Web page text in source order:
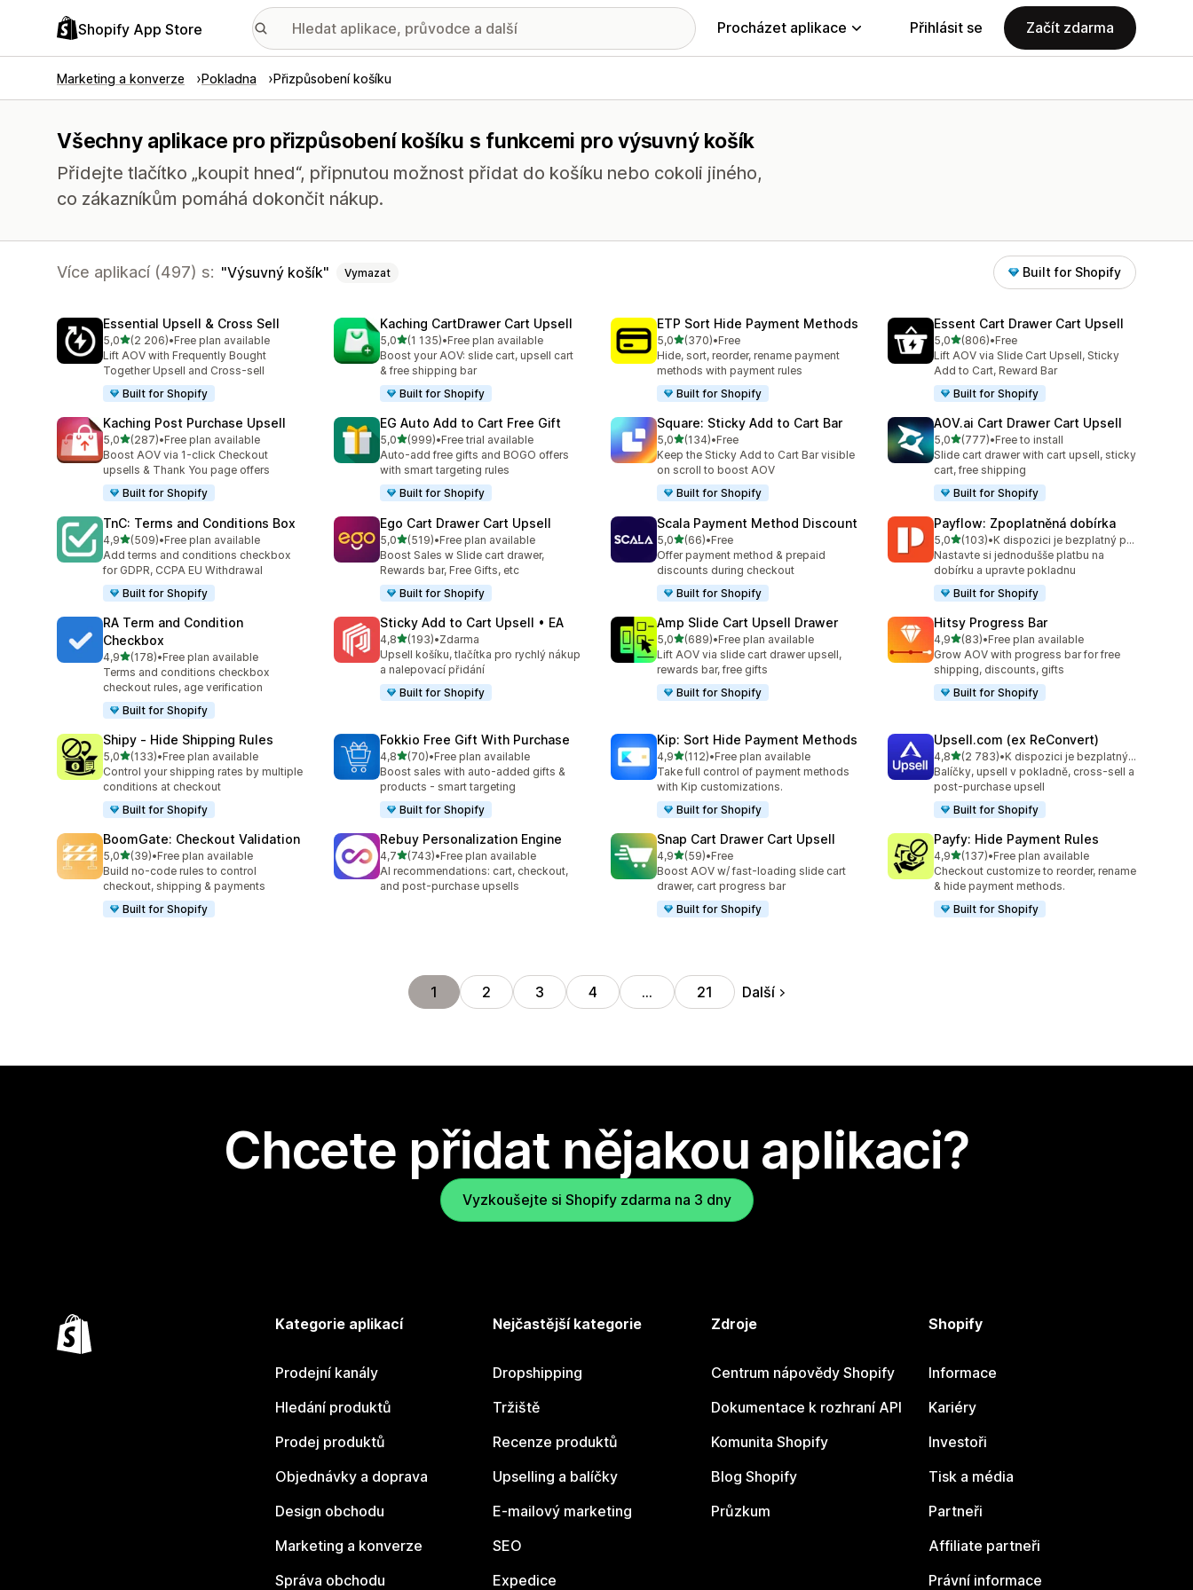
Shopify App Store Procházet aplikace Přihlásit se Začít zdarma
Marketing a konverze Pokladna Přizpůsobení košíku
Všechny aplikace pro přizpůsobení košíku s funkcemi pro výsuvný košík
Přidejte tlačítko „koupit hned“, připnutou možnost přidat do košíku nebo cokoli jiného,
co zákazníkům pomáhá dokončit nákup.
Více aplikací (497) s: Výsuvný košík Vymazat Built for Shopify
Essential Upsell & Cross Sell
5,0z 5 hvězd
(2 206)
Celkový počet recenzí: 2206
•Free plan available
Lift AOV with Frequently Bought
Together Upsell and Cross-sell
Built for Shopify
Kaching CartDrawer Cart Upsell
5,0z 5 hvězd
(1 135)
Celkový počet recenzí: 1135
•Free plan available
Boost your AOV: slide cart, upsell cart
& free shipping bar
Built for Shopify
ETP Sort Hide Payment Methods
5,0z 5 hvězd
(370)
Celkový počet recenzí: 370
•Free
Hide, sort, reorder, rename payment
methods with payment rules
Built for Shopify
Essent Cart Drawer Cart Upsell
5,0z 5 hvězd
(806)
Celkový počet recenzí: 806
•Free
Lift AOV via Slide Cart Upsell, Sticky
Add to Cart, Reward Bar
Built for Shopify
Kaching Post Purchase Upsell
5,0z 5 hvězd
(287)
Celkový počet recenzí: 287
•Free plan available
Boost AOV via 1-click Checkout
upsells & Thank You page offers
Built for Shopify
EG Auto Add to Cart Free Gift
5,0z 5 hvězd
(999)
Celkový počet recenzí: 999
•Free trial available
Auto-add free gifts and BOGO offers
with smart targeting rules
Built for Shopify
Square: Sticky Add to Cart Bar
5,0z 5 hvězd
(134)
Celkový počet recenzí: 134
•Free
Keep the Sticky Add to Cart Bar visible
on scroll to boost AOV
Built for Shopify
AOV.ai Cart Drawer Cart Upsell
5,0z 5 hvězd
(777)
Celkový počet recenzí: 777
•Free to install
Slide cart drawer with cart upsell, sticky
cart, free shipping
Built for Shopify
TnC: Terms and Conditions Box
4,9z 5 hvězd
(509)
Celkový počet recenzí: 509
•Free plan available
Add terms and conditions checkbox
for GDPR, CCPA EU Withdrawal
Built for Shopify
Ego Cart Drawer Cart Upsell
5,0z 5 hvězd
(519)
Celkový počet recenzí: 519
•Free plan available
Boost Sales w Slide cart drawer,
Rewards bar, Free Gifts, etc
Built for Shopify
Scala Payment Method Discount
5,0z 5 hvězd
(66)
Celkový počet recenzí: 66
•Free
Offer payment method & prepaid
discounts during checkout
Built for Shopify
Payflow: Zpoplatněná dobírka
5,0z 5 hvězd
(103)
Celkový počet recenzí: 103
•
K dispozici je bezplatný plán
Nastavte si jednodušše platbu na
dobírku a upravte pokladnu
Built for Shopify
RA Term and Condition
Checkbox
4,9z 5 hvězd
(178)
Celkový počet recenzí: 178
•Free plan available
Terms and conditions checkbox
checkout rules, age verification
Built for Shopify
Sticky Add to Cart Upsell • EA
4,8z 5 hvězd
(193)
Celkový počet recenzí: 193
•Zdarma
Upsell košíku, tlačítka pro rychlý nákup
a nalepovací přidání
Built for Shopify
Amp Slide Cart Upsell Drawer
5,0z 5 hvězd
(689)
Celkový počet recenzí: 689
•Free plan available
Lift AOV via slide cart drawer upsell,
rewards bar, free gifts
Built for Shopify
Hitsy Progress Bar
4,9z 5 hvězd
(83)
Celkový počet recenzí: 83
•Free plan available
Grow AOV with progress bar for free
shipping, discounts, gifts
Built for Shopify
Shipy ‑ Hide Shipping Rules
5,0z 5 hvězd
(133)
Celkový počet recenzí: 133
•Free plan available
Control your shipping rates by multiple
conditions at checkout
Built for Shopify
Fokkio Free Gift With Purchase
4,8z 5 hvězd
(70)
Celkový počet recenzí: 70
•Free plan available
Boost sales with auto-added gifts &
products - smart targeting
Built for Shopify
Kip: Sort Hide Payment Methods
4,9z 5 hvězd
(112)
Celkový počet recenzí: 112
•Free plan available
Take full control of payment methods
with Kip customizations.
Built for Shopify
Upsell.com (ex ReConvert)
4,8z 5 hvězd
(2 783)
Celkový počet recenzí: 2783
•
K dispozici je bezplatný plán
Balíčky, upsell v pokladně, cross-sell a
post-purchase upsell
Built for Shopify
BoomGate: Checkout Validation
5,0z 5 hvězd
(39)
Celkový počet recenzí: 39
•Free plan available
Build no-code rules to control
checkout, shipping & payments
Built for Shopify
Rebuy Personalization Engine
4,7z 5 hvězd
(743)
Celkový počet recenzí: 743
•Free plan available
AI recommendations: cart, checkout,
and post-purchase upsells
Snap Cart Drawer Cart Upsell
4,9z 5 hvězd
(59)
Celkový počet recenzí: 59
•Free
Boost AOV w/ fast-loading slide cart
drawer, cart progress bar
Built for Shopify
Payfy: Hide Payment Rules
4,9z 5 hvězd
(137)
Celkový počet recenzí: 137
•Free plan available
Checkout customize to reorder, rename
& hide payment methods.
Built for Shopify
1 2 3 4 … 21 Další
Chcete přidat nějakou aplikaci?
Vyzkoušejte si Shopify zdarma na 3 dny
Kategorie aplikací
Prodejní kanály
Hledání produktů
Prodej produktů
Objednávky a doprava
Design obchodu
Marketing a konverze
Správa obchodu
Nejčastější kategorie
Dropshipping
Tržiště
Recenze produktů
Upselling a balíčky
E-mailový marketing
SEO
Expedice
Zdroje
Centrum nápovědy Shopify
Dokumentace k rozhraní API
Komunita Shopify
Blog Shopify
Průzkum
Shopify
Informace
Kariéry
Investoři
Tisk a média
Partneři
Affiliate partneři
Právní informace